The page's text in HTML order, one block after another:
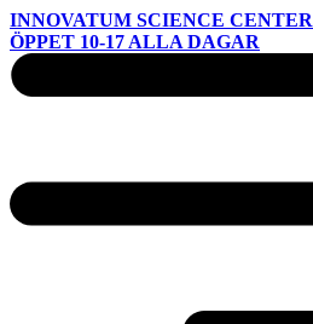
INNOVATUM SCIENCE CENTER
ÖPPET 10-17 ALLA DAGAR